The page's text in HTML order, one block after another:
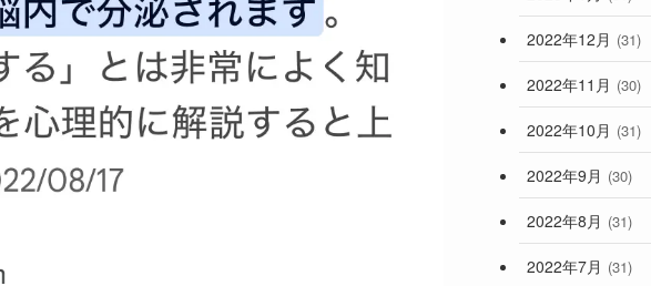
2022年12月 (31)
2022年11月 (30)
2022年10月 (31)
2022年9月 (30)
2022年8月 (31)
2022年7月 (31)